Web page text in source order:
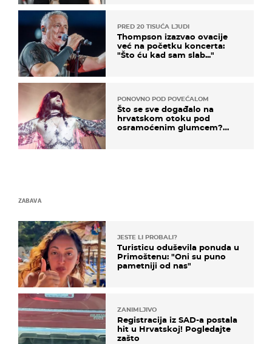
PRED 20 TISUĆA LJUDI
Thompson izazvao ovacije
već na početku koncerta:
"Što ću kad sam slab..."
PONOVNO POD POVEĆALOM
Što se sve događalo na
hrvatskom otoku pod
osramoćenim glumcem?
ZABAVA
JESTE LI PROBALI?
Turisticu oduševila ponuda u
Primoštenu: "Oni su puno
pametniji od nas"
ZANIMLJIVO
Registracija iz SAD-a postala
hit u Hrvatskoj! Pogledajte
zašto